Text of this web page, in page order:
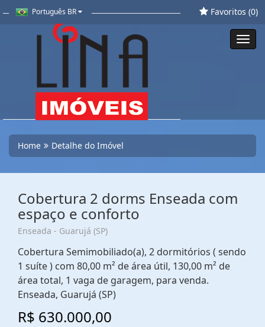
Português BR Favoritos (0)
Home Detalhe do Imóvel
Cobertura 2 dorms Enseada com
espaço e conforto
Enseada - Guarujá (SP)
Cobertura Semimobiliado(a), 2 dormitórios ( sendo
1 suíte ) com 80,00 m² de área útil, 130,00 m² de
área total, 1 vaga de garagem, para venda.
Enseada, Guarujá (SP)
R$ 630.000,00